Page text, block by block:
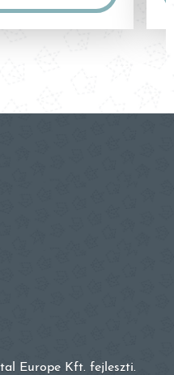
Europe Kft. fejleszti.